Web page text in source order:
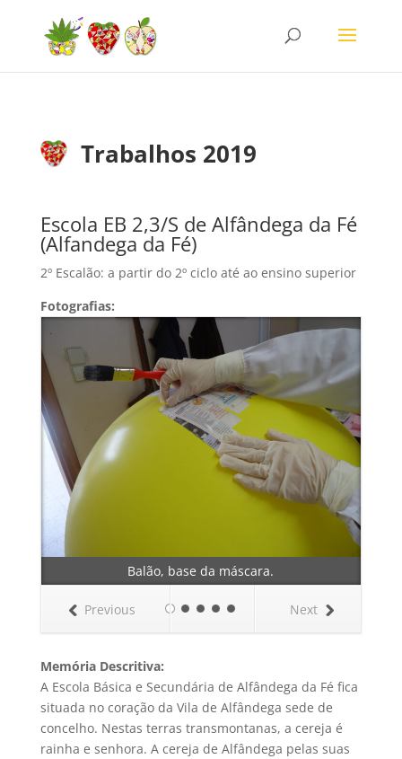
Trabalhos 2019
Escola EB 2,3/S de Alfândega da Fé
(Alfandega da Fé)
2º Escalão: a partir do 2º ciclo até ao ensino superior
Fotografias:
Balão, base da máscara.
Next
Previous
Memória Descritiva:
A Escola Básica e Secundária de Alfândega da Fé fica
situada no coração da Vila de Alfândega sede de
concelho. Nestas terras transmontanas, a cereja é
rainha e senhora. A cereja de Alfândega pelas suas